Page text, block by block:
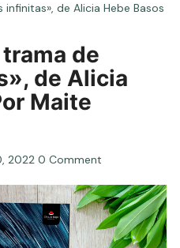
de Alicia Hebe Basos
de
de Alicia
Maite
2022 0 Comment